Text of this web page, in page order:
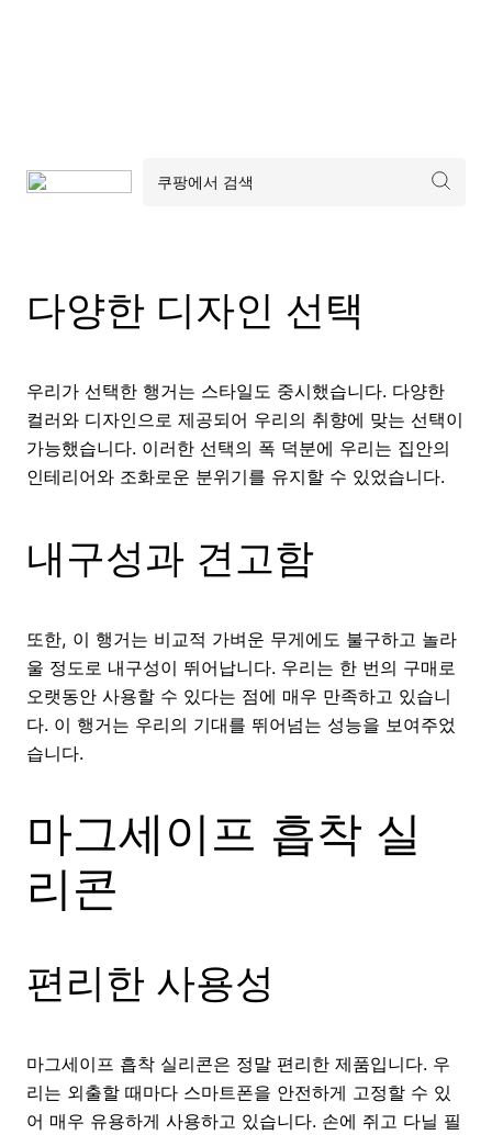
다양한 디자인 선택
우리가 선택한 행거는 스타일도 중시했습니다. 다양한
컬러와 디자인으로 제공되어 우리의 취향에 맞는 선택이
가능했습니다. 이러한 선택의 폭 덕분에 우리는 집안의
인테리어와 조화로운 분위기를 유지할 수 있었습니다.
내구성과 견고함
또한, 이 행거는 비교적 가벼운 무게에도 불구하고 놀라
울 정도로 내구성이 뛰어납니다. 우리는 한 번의 구매로
오랫동안 사용할 수 있다는 점에 매우 만족하고 있습니
다. 이 행거는 우리의 기대를 뛰어넘는 성능을 보여주었
습니다.
마그세이프 흡착 실
리콘
편리한 사용성
마그세이프 흡착 실리콘은 정말 편리한 제품입니다. 우
리는 외출할 때마다 스마트폰을 안전하게 고정할 수 있
어 매우 유용하게 사용하고 있습니다. 손에 쥐고 다닐 필